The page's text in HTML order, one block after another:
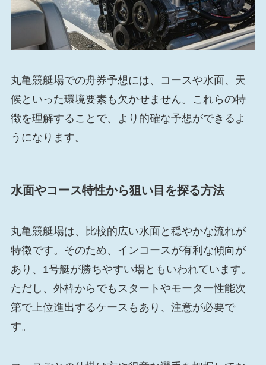
丸亀競艇場での舟券予想には、コースや水面、天
候といった環境要素も欠かせません。これらの特
徴を理解することで、より的確な予想ができるよ
うになります。
水面やコース特性から狙い目を探る方法
丸亀競艇場は、比較的広い水面と穏やかな流れが
特徴です。そのため、インコースが有利な傾向が
あり、1号艇が勝ちやすい場ともいわれています。
ただし、外枠からでもスタートやモーター性能次
第で上位進出するケースもあり、注意が必要で
す。